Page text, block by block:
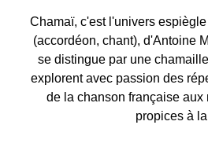
Chamaï, c'est l'univers
(accordéon, chant), d'Antoine
se distingue par une
explorent avec passion des
de la chanson française
propices à